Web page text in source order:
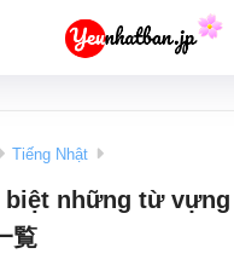
Tiếng Nhật
biệt những từ vựng
覧